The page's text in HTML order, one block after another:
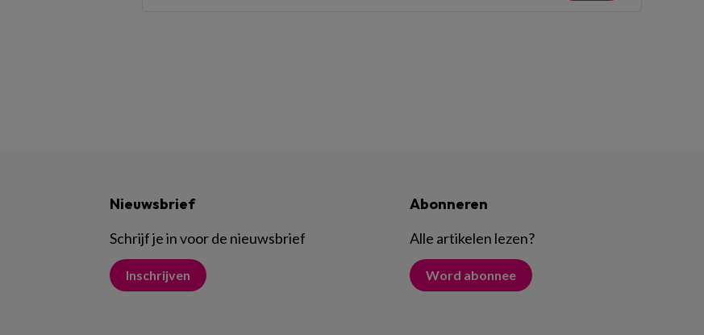
Nieuwsbrief
Schrijf je in voor de nieuwsbrief
Inschrijven
Abonneren
Alle artikelen lezen?
Word abonnee